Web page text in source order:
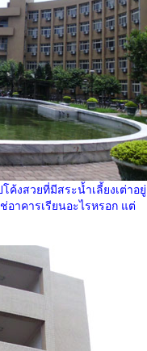
ค้งสวยที่มีสระน้ำเลี้ยงเต่าอยู่
าคารเรียนอะไรหรอก แต่